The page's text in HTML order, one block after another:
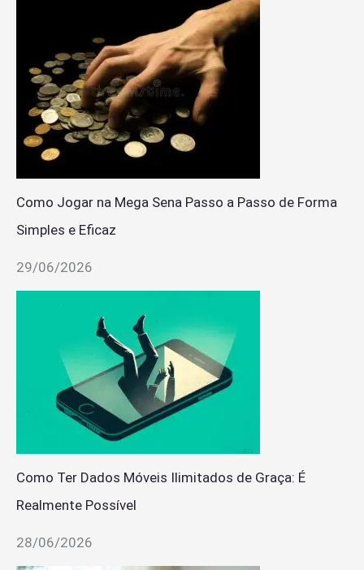
Como Jogar na Mega Sena Passo a Passo de Forma
Simples e Eficaz
29/06/2026
Como Ter Dados Móveis Ilimitados de Graça: É
Realmente Possível
28/06/2026